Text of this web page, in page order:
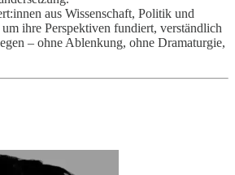
aus Wissenschaft, Politik und
ihre Perspektiven fundiert, verständlich
– ohne Ablenkung, ohne Dramaturgie,